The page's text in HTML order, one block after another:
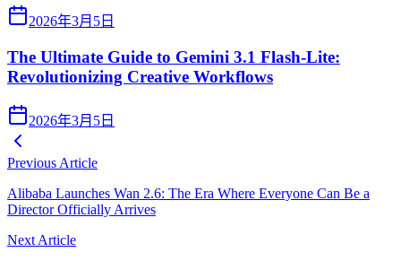
2026年3月5日
The Ultimate Guide to Gemini 3.1 Flash-Lite:
Revolutionizing Creative Workflows
2026年3月5日
Previous Article
Alibaba Launches Wan 2.6: The Era Where Everyone Can Be a
Director Officially Arrives
Next Article